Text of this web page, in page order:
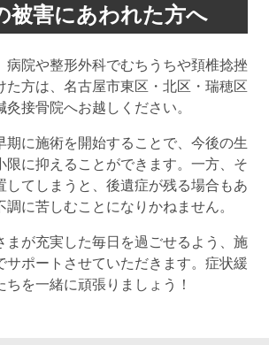
被害にあわれた方へ
病院や整形外科でむちうちや頚椎捻挫
た方は、名古屋市東区・北区・瑞穂区
接骨院へお越しください。
期に施術を開始することで、今後の生
限に抑えることができます。一方、そ
してしまうと、後遺症が残る場合もあ
調に苦しむことになりかねません。
まが充実した毎日を過ごせるよう、施
サポートさせていただきます。症状緩
を一緒に頑張りましょう！